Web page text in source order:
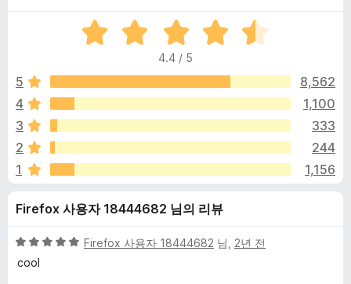
라
우
저
부
기
능
l
o
c
k
P
5
점
점
4
4
4.4 / 5
5
8,562
4
1,100
3
333
2
244
1
1,156
Firefox 사용자 18444682 님의 리뷰
5
점
Firefox 사용자 18444682 님, 2년 전
cool